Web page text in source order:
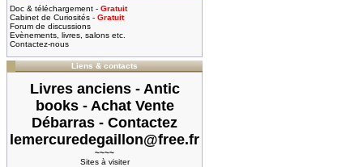
Doc & téléchargement - Gratuit
Cabinet de Curiosités - Gratuit
Forum de discussions
Evènements, livres, salons etc.
Contactez-nous
Liens & contacts
Livres anciens - Antic
books - Achat Vente
Débarras - Contactez
lemercuredegaillon@free.fr
~~~~
Sites à visiter